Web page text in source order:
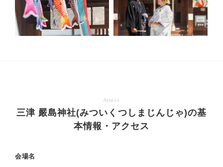
Access
三津 嚴島神社(みついくつしまじんじゃ)の基
本情報・アクセス
会場名